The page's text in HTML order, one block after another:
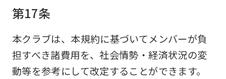
第17条
本クラブは、本規約に基づいてメンバーが負
担すべき諸費用を、社会情勢・経済状況の変
動等を参考にして改定することができます。